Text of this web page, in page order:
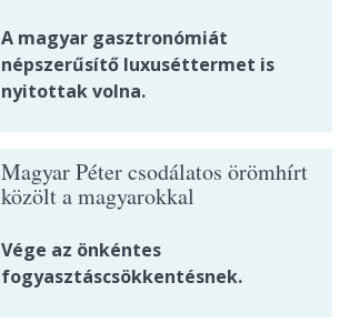
A magyar gasztronómiát
népszerűsítő luxuséttermet is
nyitottak volna.
Magyar Péter csodálatos örömhírt
közölt a magyarokkal
Vége az önkéntes
fogyasztáscsökkentésnek.